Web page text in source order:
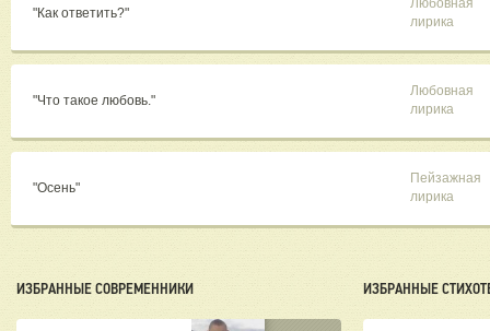
"Как ответить?"
Любовная
лирика
"Что такое любовь."
Любовная
лирика
"Осень"
Пейзажная
лирика
ИЗБРАННЫЕ СОВРЕМЕННИКИ ИЗБРАННЫЕ